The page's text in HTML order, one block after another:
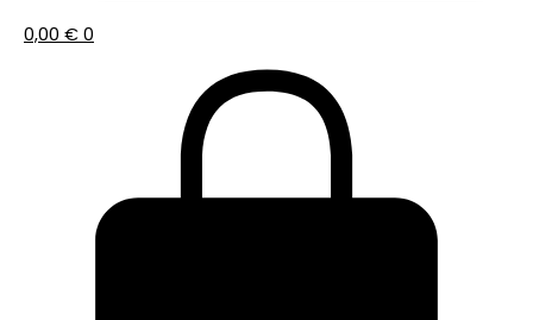
0,00 € 0